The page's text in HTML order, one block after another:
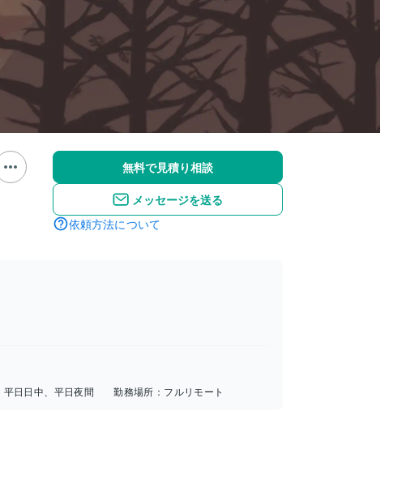
無料で見積り相談
メッセージを送る
依頼方法について
平日日中、平日夜間 勤務場所： フルリモート